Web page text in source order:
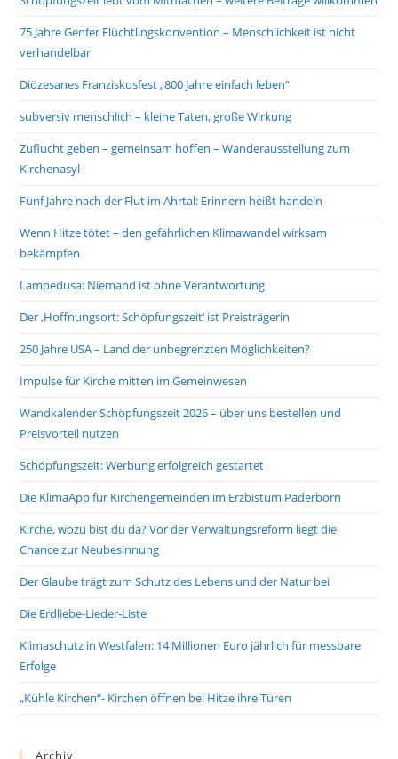
75 Jahre Genfer Flüchtlingskonvention – Menschlichkeit ist nicht
verhandelbar
Diözesanes Franziskusfest „800 Jahre einfach leben“
subversiv menschlich – kleine Taten, große Wirkung
Zuflucht geben – gemeinsam hoffen – Wanderausstellung zum
Kirchenasyl
Fünf Jahre nach der Flut im Ahrtal: Erinnern heißt handeln
Wenn Hitze tötet – den gefährlichen Klimawandel wirksam
bekämpfen
Lampedusa: Niemand ist ohne Verantwortung
Der ‚Hoffnungsort: Schöpfungszeit‘ ist Preisträgerin
250 Jahre USA – Land der unbegrenzten Möglichkeiten?
Impulse für Kirche mitten im Gemeinwesen
Wandkalender Schöpfungszeit 2026 – über uns bestellen und
Preisvorteil nutzen
Schöpfungszeit: Werbung erfolgreich gestartet
Die KlimaApp für Kirchengemeinden im Erzbistum Paderborn
Kirche, wozu bist du da? Vor der Verwaltungsreform liegt die
Chance zur Neubesinnung
Der Glaube trägt zum Schutz des Lebens und der Natur bei
Die Erdliebe-Lieder-Liste
Klimaschutz in Westfalen: 14 Millionen Euro jährlich für messbare
Erfolge
„Kühle Kirchen“- Kirchen öffnen bei Hitze ihre Türen
Archiv